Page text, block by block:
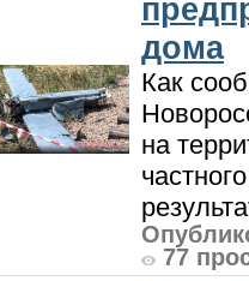
дома
Как
на
77